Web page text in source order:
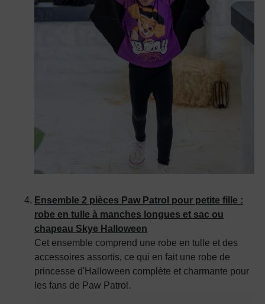
Ensemble 2 pièces Paw Patrol pour petite fille :
robe en tulle à manches longues et sac ou
chapeau Skye Halloween
Cet ensemble comprend une robe en tulle et des
accessoires assortis, ce qui en fait une robe de
princesse d'Halloween complète et charmante pour
les fans de Paw Patrol.